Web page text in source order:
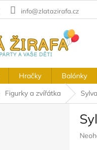
info@zlatazirafa.cz
Hračky Balónky
Figurky a zvířátka